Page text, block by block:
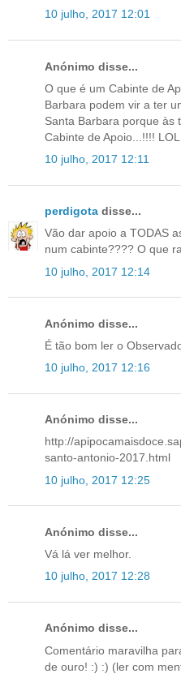
10 julho, 2017 12:01
Anónimo disse...
O que é um Cabinte de
Barbara podem vir a ter
Santa Barbara porque às
Cabinte de Apoio...!!!! LOL
10 julho, 2017 12:11
perdigota disse...
Vão dar apoio a TODAS
num cabinte???? O que
10 julho, 2017 12:14
Anónimo disse...
É tão bom ler o
10 julho, 2017 12:16
Anónimo disse...
http://
santo-antonio-2017.html
10 julho, 2017 12:25
Anónimo disse...
Vá lá ver melhor.
10 julho, 2017 12:28
Anónimo disse...
Comentário maravilha
de ouro! :) :) (ler com